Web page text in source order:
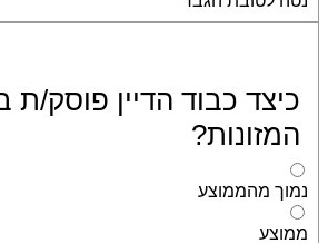
כיצד כבוד הדיין פוסק/ת
המזונות?
נמוך מהממוצע
ממוצע